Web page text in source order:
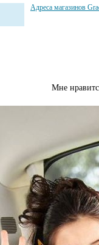
Адреса магазинов
Мне